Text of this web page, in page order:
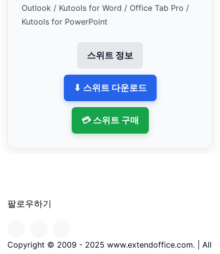
Outlook / Kutools for Word / Office Tab Pro /
Kutools for PowerPoint
스위트 정보
⬇ 스위트 다운로드
💳 스위트 구매
팔로우하기
Copyright © 2009 - 2025 www.extendoffice.com. | All